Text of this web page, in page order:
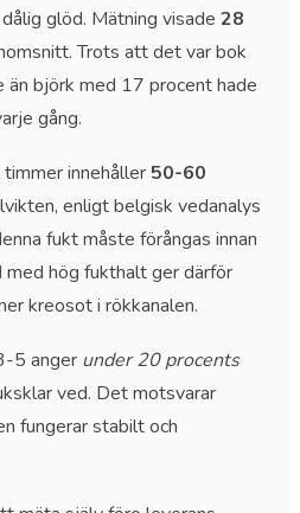
glöd. Mätning visade 28
Trots att det var bok
björk med 17 procent hade
gång.
innehåller 50-60
enligt belgisk vedanalys
fukt måste förångas innan
med hög fukthalt ger därför
kreosot i rökkanalen.
5 anger under 20 procents
ved. Det motsvarar
fungerar stabilt och